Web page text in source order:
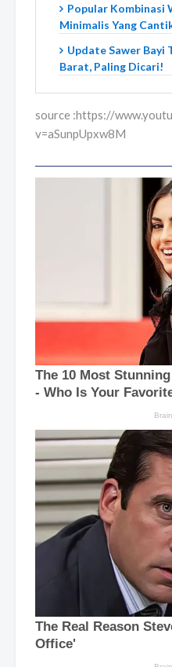
Popular Kombinasi
Minimalis Yang
Update Sawer Bayi
Barat, Paling Dicari!
source :https://
v=aSunpUpxw8M